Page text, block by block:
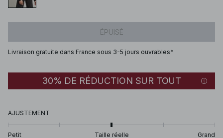
ÉPUISÉ
Livraison gratuite dans France sous 3-5 jours ouvrables*
30% DE RÉDUCTION SUR TOUT
AJUSTEMENT
Petit Taille réelle Grand